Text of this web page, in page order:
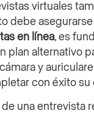
virtuales
debe
en línea, es
plan alternativo
y
con éxito su
una entrevista